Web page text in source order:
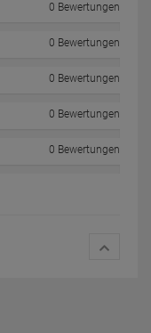
0 Bewertungen
0 Bewertungen
0 Bewertungen
0 Bewertungen
0 Bewertungen